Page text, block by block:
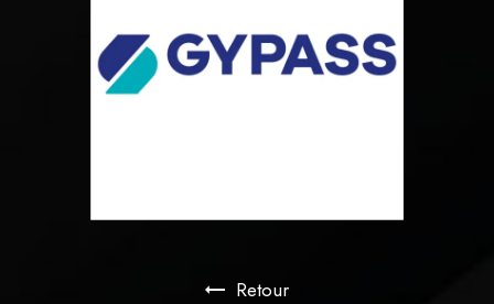
Retour